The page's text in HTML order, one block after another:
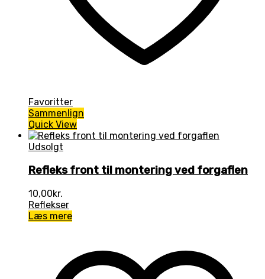
Favoritter
Sammenlign
Quick View
Udsolgt
Refleks front til montering ved forgaflen
10,00kr.
Reflekser
Læs mere